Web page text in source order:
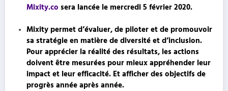
Mixity.co sera lancée le mercredi 5 février 2020.
Mixitypermet d’évaluer, de piloter et de promouvoir
sa stratégie en matière de diversité et d’inclusion.
Pour apprécier la réalité des résultats, les actions
doivent être mesurées pour mieux appréhender leur
impact et leur efficacité. Et afficher des objectifs de
progrès année après année.